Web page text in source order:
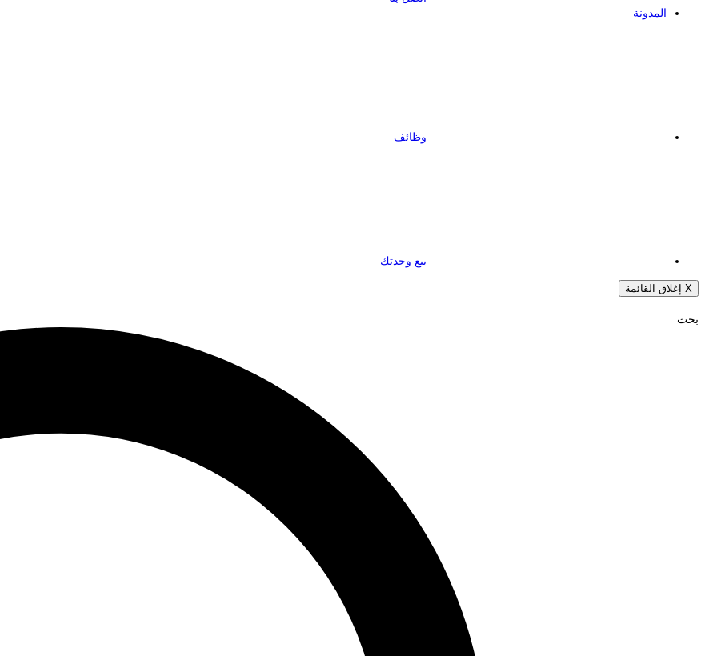
المدونة
وظائف
بيع وحدتك
X إغلاق القائمة
بحث